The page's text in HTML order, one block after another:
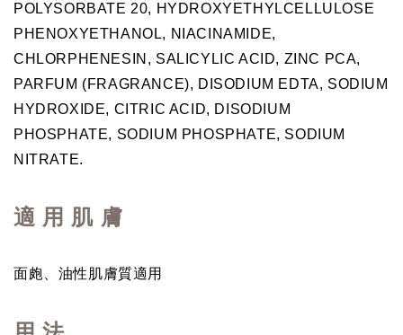
POLYSORBATE 20, HYDROXYETHYLCELLULOSE
PHENOXYETHANOL, NIACINAMIDE,
CHLORPHENESIN, SALICYLIC ACID, ZINC PCA,
PARFUM (FRAGRANCE), DISODIUM EDTA, SODIUM
HYDROXIDE, CITRIC ACID, DISODIUM
PHOSPHATE, SODIUM PHOSPHATE, SODIUM
NITRATE.
適 用 肌 膚
面皰、油性肌膚質適用